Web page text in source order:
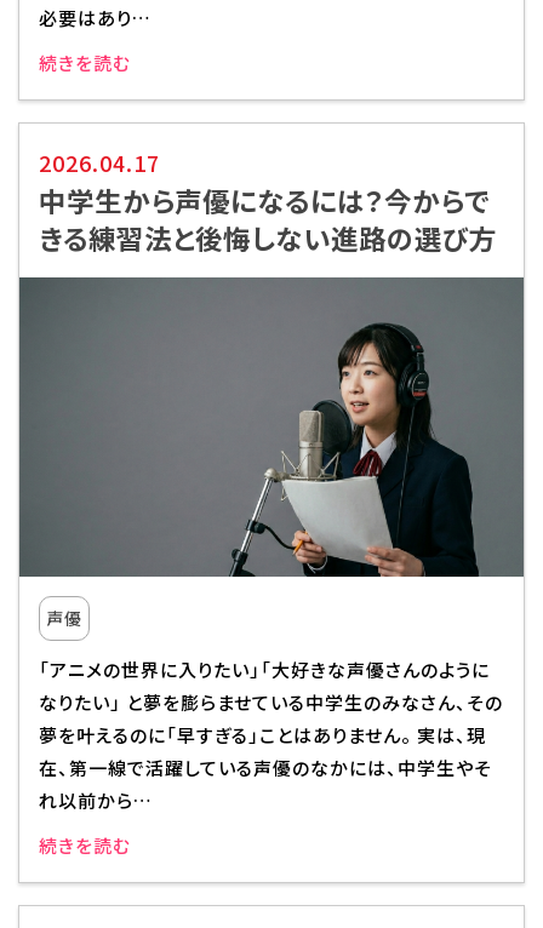
必要はあり…
続きを読む
2026.04.17
中学生から声優になるには？今からで
きる練習法と後悔しない進路の選び方
声優
「アニメの世界に入りたい」「大好きな声優さんのように
なりたい」 と夢を膨らませている中学生のみなさん、その
夢を叶えるのに「早すぎる」ことはありません。 実は、現
在、第一線で活躍している声優のなかには、中学生やそ
れ以前から…
続きを読む